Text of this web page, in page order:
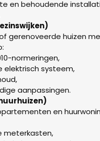
en behoudende
gerenoveerde huizen
normeringen,
systeem,
aanpassingen.
en
meterkasten,